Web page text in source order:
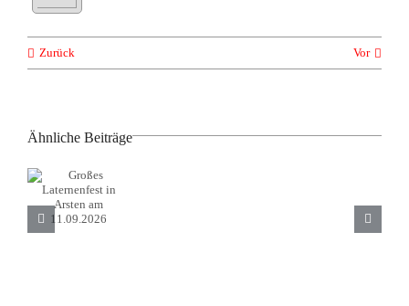
Zurück Vor
Ähnliche Beiträge
Laternenfest
in Arsten
am
Übungsleiter